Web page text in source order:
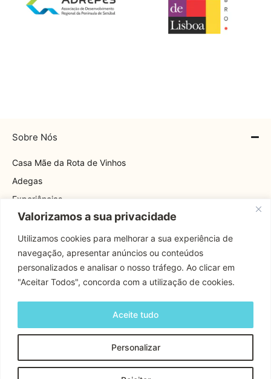
Valorizamos a sua privacidade
Utilizamos cookies para melhorar a sua experiência de
navegação, apresentar anúncios ou conteúdos
personalizados e analisar o nosso tráfego. Ao clicar em
"Aceitar Todos", concorda com a utilização de cookies.
Personalizar
Aceite tudo
Sobre Nós
Casa Mãe da Rota de Vinhos
Adegas
Experiências
Explore
Rota
Contactos
Apoio Cliente